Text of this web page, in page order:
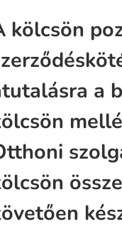
kölcsön
a